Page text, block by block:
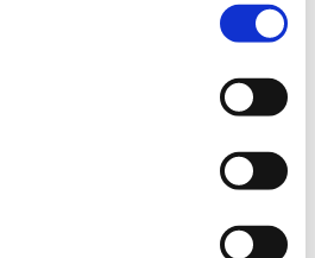
να κάνω post;
Media trends της εποχής;
όλα όσα χρειάζεστε για να την